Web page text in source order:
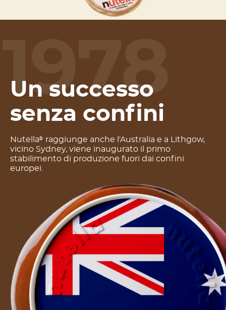
1978
Un successo
senza confini
Nutella® raggiunge anche l'Australia e a Lithgow,
vicino Sydney, viene inaugurato il primo
stabilimento di produzione fuori dai confini
europei.